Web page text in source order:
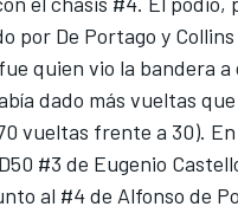
por De Portago y
quien vio la bandera a
dado más vueltas
vueltas frente a 30).
#3 de Eugenio
al #4 de Alfonso de